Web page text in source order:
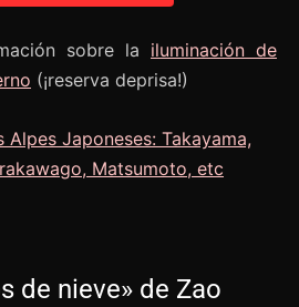
sobre la iluminación de
(¡reserva deprisa!)
de nieve» de Zao